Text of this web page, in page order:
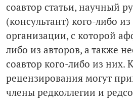
соавтор статьи, научный
(консультант) кого-либо
организации, с которой
либо из авторов, а также
соавтор кого-либо из них.
рецензирования могут
члены редколлегии и